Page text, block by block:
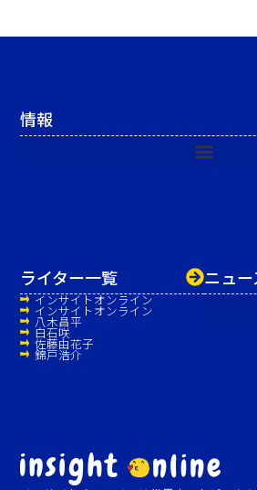
ニュ
ライター一覧
インサイトオンライン
インサイトオンライン
八木昌平
白石咲
佐藤由花子
錦戸浩介
情報